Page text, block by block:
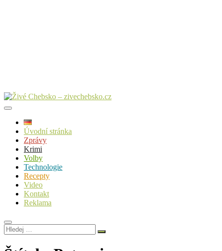
Úvodní stránka
Zprávy
Krimi
Volby
Technologie
Recepty
Video
Kontakt
Reklama
Hledej
…